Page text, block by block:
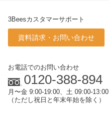
3Beesカスタマーサポート
資料請求・お問い合わせ
お電話でのお問い合わせ
0120-388-894
月〜金 9:00-19:00、土 09:00-13:00
（ただし祝日と年末年始を除く）